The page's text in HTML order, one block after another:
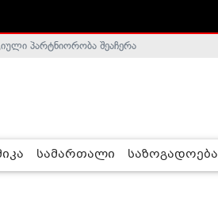
- ჰელსინკის კომისია
პარტნიორობა შეაჩერა
სამართალი საზოგადოება